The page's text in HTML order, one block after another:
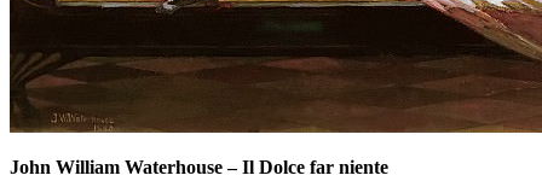
John William Waterhouse–Il Dolce far niente